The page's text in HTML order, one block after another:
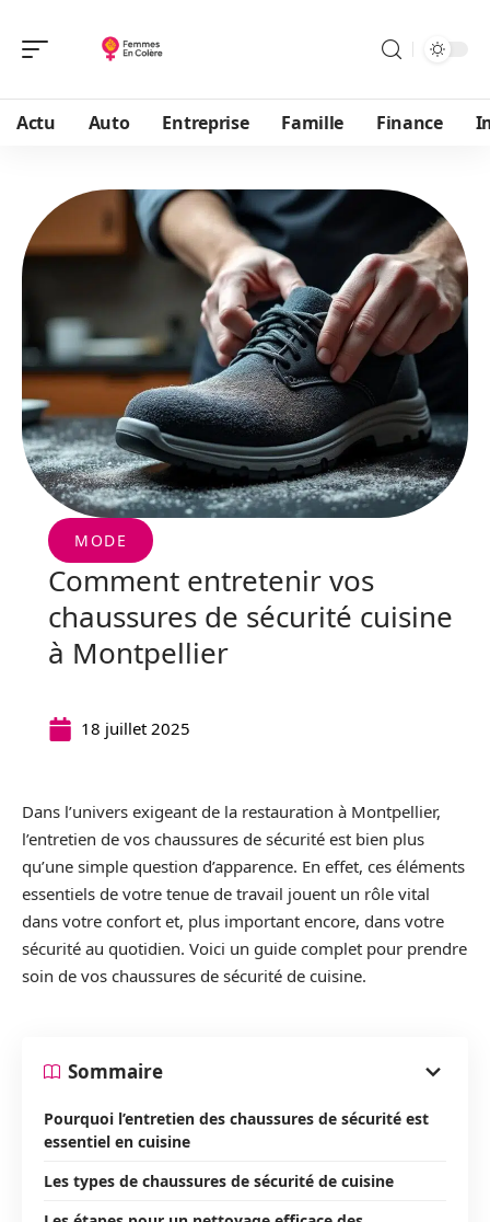
Actu Auto Entreprise Famille Finance
MODE
Comment entretenir vos
chaussures de sécurité cuisine
à Montpellier
18 juillet 2025
Dans l’univers exigeant de la restauration à Montpellier,
l’entretien de vos chaussures de sécurité est bien plus
qu’une simple question d’apparence. En effet, ces éléments
essentiels de votre tenue de travail jouent un rôle vital
dans votre confort et, plus important encore, dans votre
sécurité au quotidien. Voici un guide complet pour prendre
soin de vos chaussures de sécurité de cuisine.
Sommaire
Pourquoi l’entretien des chaussures de sécurité est
essentiel en cuisine
Les types de chaussures de sécurité de cuisine